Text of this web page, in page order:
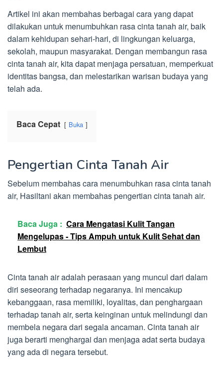
Artikel ini akan membahas berbagai cara yang dapat
dilakukan untuk menumbuhkan rasa cinta tanah air, baik
dalam kehidupan sehari-hari, di lingkungan keluarga,
sekolah, maupun masyarakat. Dengan membangun rasa
cinta tanah air, kita dapat menjaga persatuan, memperkuat
identitas bangsa, dan melestarikan warisan budaya yang
telah ada.
Baca Cepat Buka
Pengertian Cinta Tanah Air
Sebelum membahas cara menumbuhkan rasa cinta tanah
air, Hasiltani akan membahas pengertian cinta tanah air.
Baca Juga : Cara Mengatasi Kulit Tangan
Mengelupas - Tips Ampuh untuk Kulit Sehat dan
Lembut
Cinta tanah air adalah perasaan yang muncul dari dalam
diri seseorang terhadap negaranya. Ini mencakup
kebanggaan, rasa memiliki, loyalitas, dan penghargaan
terhadap tanah air, serta keinginan untuk melindungi dan
membela negara dari segala ancaman. Cinta tanah air
juga berarti menghargai dan menjaga adat serta budaya
yang ada di negara tersebut.